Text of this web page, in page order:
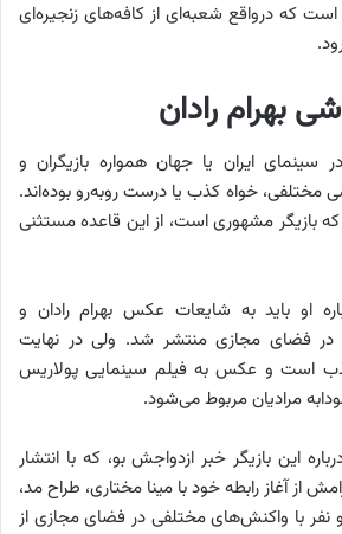
است که درواقع شعبه‌ای از کافه‌های زنجیره‌ای
بهرام رادان
سینمای ایران یا جهان همواره بازیگران و
مختلفی، خواه کذب یا درست روبه‌رو بوده‌اند.
که بازیگر مشهوری است، از این قاعده مستثنی
او باید به شایعات عکس بهرام رادان و
فضای مجازی منتشر شد. ولی در نهایت
و عکس به فیلم سینمایی پولاریس
این بازیگر خبر ازدواجش بو، که با انتشار
از آغاز رابطه خود با مینا مختاری، طراح مد،
نفر با واکنش‌های مختلفی در فضای مجازی از